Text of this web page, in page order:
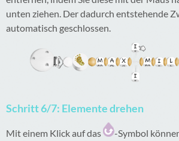
unten ziehen. Der dadurch entstehende
automatisch geschlossen.
Schritt 6/7: Elemente drehen
Mit einem Klick auf das
-Symbol